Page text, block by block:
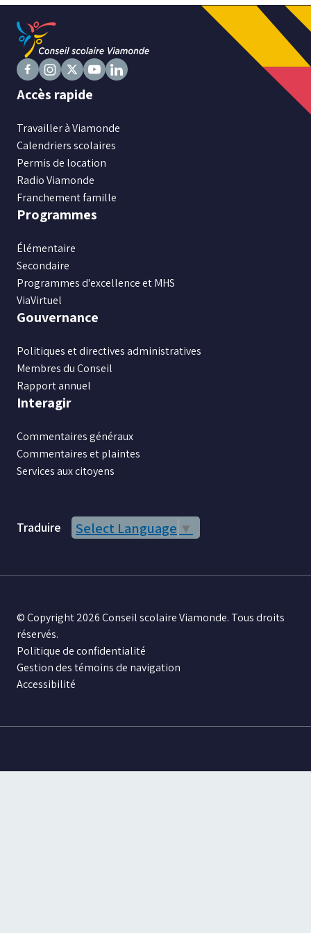
Niveau
Tous
Élémentaire
Secondaire
Suivez
sur
Suivez
sur
Suivez
nous
sur
Suivez
sur
Accès rapide
Travailler à Viamonde
Calendriers scolaires
Permis de location
Radio Viamonde
Franchement famille
Programmes
Élémentaire
Secondaire
Programmes d'excellence et MHS
ViaVirtuel
Gouvernance
Politiques et directives administratives
Membres du Conseil
Rapport annuel
Interagir
Commentaires généraux
Commentaires et plaintes
Services aux citoyens
Traduire Select Language ▼
© Copyright 2026 Conseil scolaire Viamonde. Tous droits
réservés.
Politique de confidentialité
Gestion des témoins de navigation
Accessibilité